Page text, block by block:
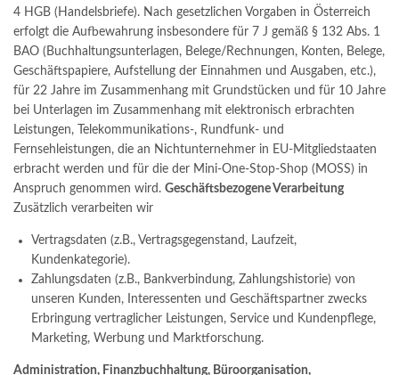
4 HGB (Handelsbriefe). Nach gesetzlichen Vorgaben in Österreich
erfolgt die Aufbewahrung insbesondere für 7 J gemäß § 132 Abs. 1
BAO (Buchhaltungsunterlagen, Belege/Rechnungen, Konten, Belege,
Geschäftspapiere, Aufstellung der Einnahmen und Ausgaben, etc.),
für 22 Jahre im Zusammenhang mit Grundstücken und für 10 Jahre
bei Unterlagen im Zusammenhang mit elektronisch erbrachten
Leistungen, Telekommunikations-, Rundfunk- und
Fernsehleistungen, die an Nichtunternehmer in EU-Mitgliedstaaten
erbracht werden und für die der Mini-One-Stop-Shop (MOSS) in
Anspruch genommen wird. Geschäftsbezogene Verarbeitung
Zusätzlich verarbeiten wir
Vertragsdaten (z.B., Vertragsgegenstand, Laufzeit,
Kundenkategorie).
Zahlungsdaten (z.B., Bankverbindung, Zahlungshistorie) von
unseren Kunden, Interessenten und Geschäftspartner zwecks
Erbringung vertraglicher Leistungen, Service und Kundenpflege,
Marketing, Werbung und Marktforschung.
Administration, Finanzbuchhaltung, Büroorganisation,